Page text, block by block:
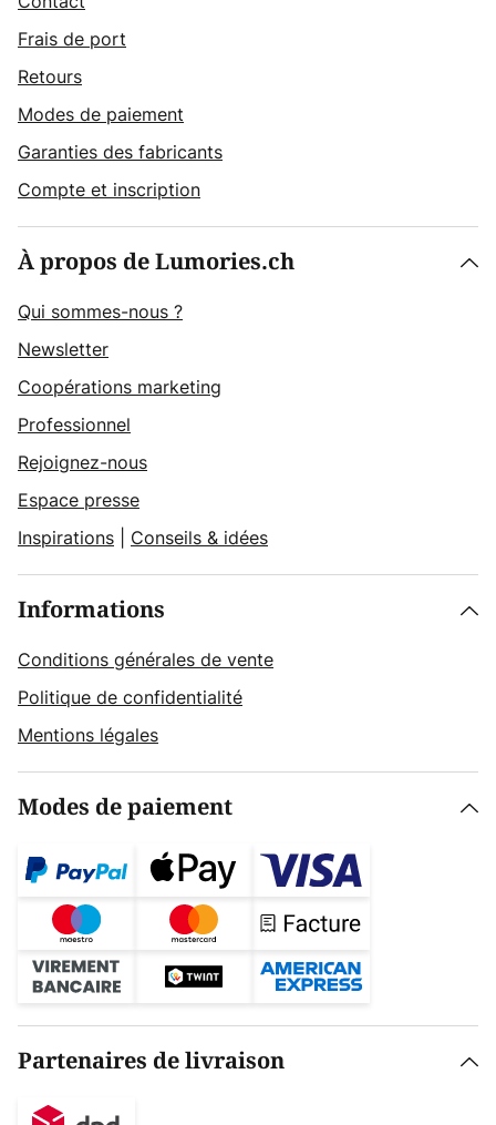
Frais de port
Retours
Modes de paiement
Garanties des fabricants
Compte et inscription
À propos de Lumories.ch
Qui sommes-nous ?
Newsletter
Coopérations marketing
Professionnel
Rejoignez-nous
Espace presse
Inspirations
Conseils & idées
Informations
Conditions générales de vente
Politique de confidentialité
Mentions légales
Modes de paiement
Partenaires de livraison